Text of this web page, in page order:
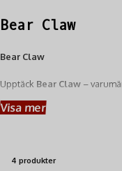
Bear Claw
Bear Claw
Upptäck Bear Claw –
Claw är designat för att tåla
Visa mer
4 produkter